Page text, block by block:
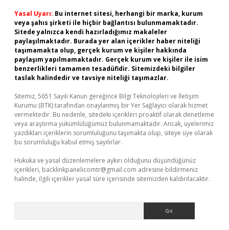
Yasal Uyarı: Bu internet sitesi, herhangi bir marka, kurum
veya şahıs şirketi ile hiçbir bağlantısı bulunmamaktadır.
Sitede yalnızca kendi hazırladığımız makaleler
paylaşılmaktadır. Burada yer alan içerikler haber niteliği
taşımamakta olup, gerçek kurum ve kişiler hakkında
paylaşım yapılmamaktadır. Gerçek kurum ve kişiler ile isim
benzerlikleri tamamen tesadüfidir. Sitemizdeki bilgiler
taslak halindedir ve tavsiye niteliği taşımazlar.
Sitemiz, 5651 Sayılı Kanun gereğince Bilgi Teknolojileri ve İletişim
Kurumu (BTK) tarafından onaylanmış bir Yer Sağlayıcı olarak hizmet
vermektedir. Bu nedenle, sitedeki içerikleri proaktif olarak denetleme
veya araştırma yükümlülüğümüz bulunmamaktadır. Ancak, üyelerimiz
yazdıkları içeriklerin sorumluluğunu taşımakta olup, siteye üye olarak
bu sorumluluğu kabul etmiş sayılırlar.
Hukuka ve yasal düzenlemelere aykırı olduğunu düşündüğünüz
içerikleri, backlinkpanelicomtr@gmail.com adresine bildirmeniz
halinde, ilgili içerikler yasal süre içerisinde sitemizden kaldırılacaktır.